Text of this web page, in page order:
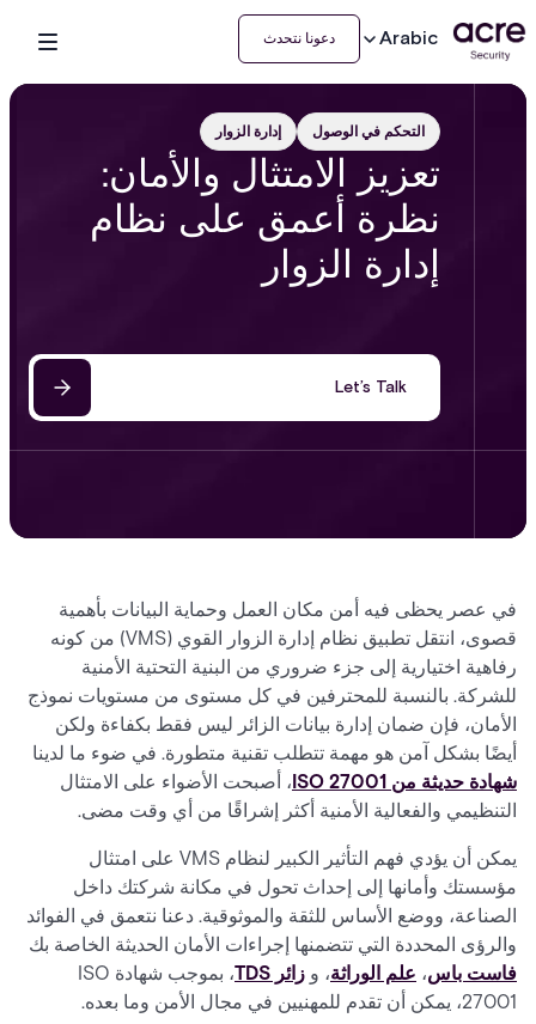
Arabic دعونا نتحدث
التحكم في الوصول إدارة الزوار
تعزيز الامتثال والأمان:
نظرة أعمق على نظام
إدارة الزوار
Let’s Talk
في عصر يحظى فيه أمن مكان العمل وحماية البيانات بأهمية
قصوى، انتقل تطبيق نظام إدارة الزوار القوي (VMS) من كونه
رفاهية اختيارية إلى جزء ضروري من البنية التحتية الأمنية
للشركة. بالنسبة للمحترفين في كل مستوى من مستويات نموذج
الأمان، فإن ضمان إدارة بيانات الزائر ليس فقط بكفاءة ولكن
أيضًا بشكل آمن هو مهمة تتطلب تقنية متطورة. في ضوء ما لدينا
شهادة حديثة من ISO 27001
، أصبحت الأضواء على الامتثال
التنظيمي والفعالية الأمنية أكثر إشراقًا من أي وقت مضى.
يمكن أن يؤدي فهم التأثير الكبير لنظام VMS على امتثال
مؤسستك وأمانها إلى إحداث تحول في مكانة شركتك داخل
الصناعة، ووضع الأساس للثقة والموثوقية. دعنا نتعمق في الفوائد
والرؤى المحددة التي تتضمنها إجراءات الأمان الحديثة الخاصة بك
فاست باس، علم الوراثة، و زائر TDS
، بموجب شهادة ISO
27001، يمكن أن تقدم للمهنيين في مجال الأمن وما بعده.